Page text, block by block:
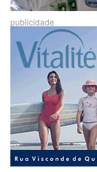
publicidade